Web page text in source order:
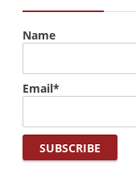
Name
Email*